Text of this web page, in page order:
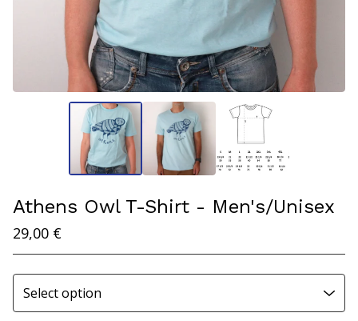
Athens Owl T-Shirt - Men's/Unisex
29,00 €